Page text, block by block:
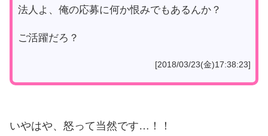
法人よ、俺の応募に何か恨みでもあるんか？
ご活躍だろ？
[2018/03/23(金)17:38:23]
いやはや、怒って当然です…！！